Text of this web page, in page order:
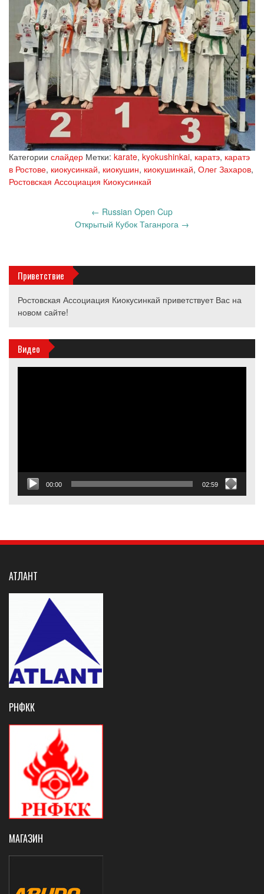
Категории слайдер Метки: karate, kyokushinkai, каратэ, каратэ
в Ростове, киокусинкай, киокушин, киокушинкай, Олег Захаров,
Ростовская Ассоциация Киокусинкай
← Russian Open Cup
Открытый Кубок Таганрога →
Приветствие
Ростовская Ассоциация Киокусинкай приветствует Вас на
новом сайте!
Видео
00:00 02:59
АТЛАНТ
РНФКК
МАГАЗИН